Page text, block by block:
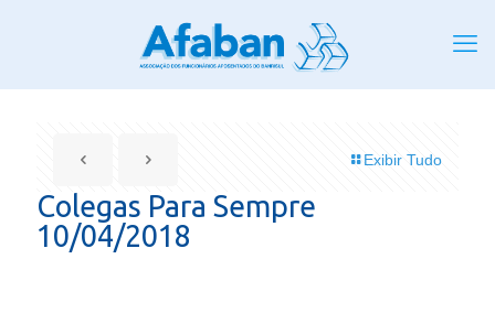
Exibir Tudo
Colegas Para Sempre
10/04/2018